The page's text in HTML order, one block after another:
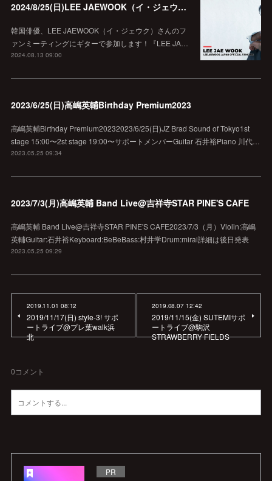
2024/8/25(日)LEE JAEWOOK（イ・ジェウク）ファンミーティングにサポートギターで参加！
韓国俳優、LEE JAEWOOK（イ・ジェウク）さんのフ
ァンミーティングにギターで参加します！『LEE JA…
2024.08.13 09:00
2023/6/25(日)高嶋英輔Birthday Premium2023
高嶋英輔Birthday Premium20232023/6/25(日)JZ Brad Sound of Tokyo1st
stage 15:00〜2st stage 19:00〜サポートメンバーGuitar 石井裕Piano 川代…
2023.05.25 09:34
2023/7/3(月)高嶋英輔 Band Live@吉祥寺STAR PINE'S CAFE
高嶋英輔 Band Live@吉祥寺STAR PINE'S CAFE2023/7/3（月）Violin:高嶋
英輔Guitar:石井裕Keyboard:BeBeBass:村井学Drum:mirai詳細は後日発表
2023.05.25 09:29
2019.11.01 08:12
2019/11/17(日) style-3! サポ
ートライブ@プレ葉walk浜
北
2019.08.07 12:42
2019/11/15(金) SUTEMIサポ
ートライブ@駒沢
STRAWBERRY FIELDS
0コメント
PR